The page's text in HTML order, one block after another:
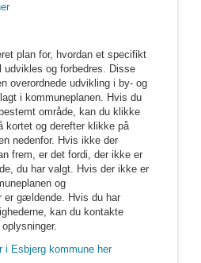
plan for, hvordan et specifikt
udvikles og forbedres. Disse
overordnede udvikling i by- og
i kommuneplanen. Hvis du
område, kan du klikke
kortet og derefter klikke på
nedenfor. Hvis ikke der
frem, er det fordi, der ikke er
du har valgt. Hvis der ikke er
og
er gældende. Hvis du har
kan du kontakte
i Esbjerg kommune her